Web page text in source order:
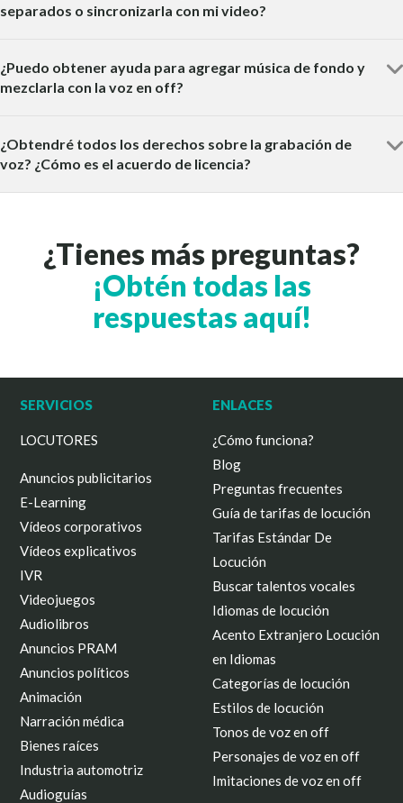
separados o sincronizarla con mi video?
¿Puedo obtener ayuda para agregar música de fondo y
mezclarla con la voz en off?
¿Obtendré todos los derechos sobre la grabación de
voz? ¿Cómo es el acuerdo de licencia?
¿Tienes más preguntas?
¡Obtén todas las
respuestas aquí!
SERVICIOS
LOCUTORES
Anuncios publicitarios
E-Learning
Vídeos corporativos
Vídeos explicativos
IVR
Videojuegos
Audiolibros
Anuncios PRAM
Anuncios políticos
Animación
Narración médica
Bienes raíces
Industria automotriz
Audioguías
ENLACES
¿Cómo funciona?
Blog
Preguntas frecuentes
Guía de tarifas de locución
Tarifas Estándar De
Locución
Buscar talentos vocales
Idiomas de locución
Acento Extranjero Locución
en Idiomas
Categorías de locución
Estilos de locución
Tonos de voz en off
Personajes de voz en off
Imitaciones de voz en off